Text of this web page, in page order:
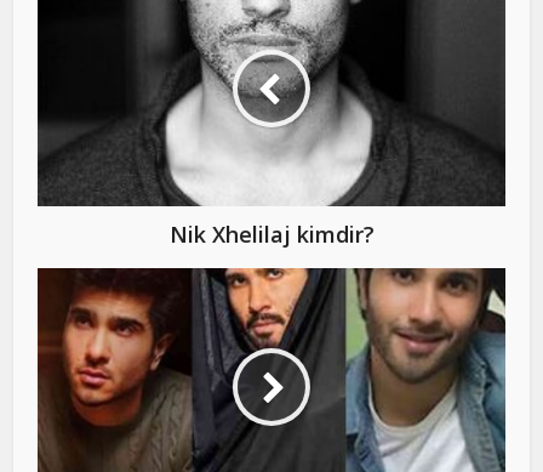
Nik Xhelilaj kimdir?